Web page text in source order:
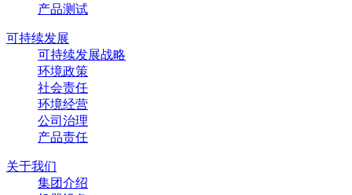
产品测试
可持续发展
可持续发展战略
环境政策
社会责任
环境经营
公司治理
产品责任
关于我们
集团介绍